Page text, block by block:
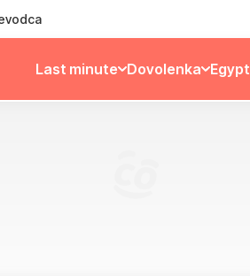
Last minute Dovolenka Egypt